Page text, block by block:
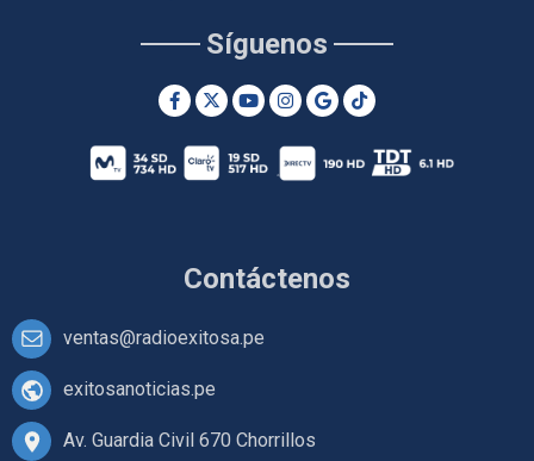
Contáctenos
ventas@radioexitosa.pe
exitosanoticias.pe
Av. Guardia Civil 670 Chorrillos
Síguenos